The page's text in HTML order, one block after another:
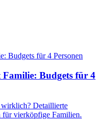
Budgets für 4
wirklich? Detaillierte
für vierköpfige Familien.